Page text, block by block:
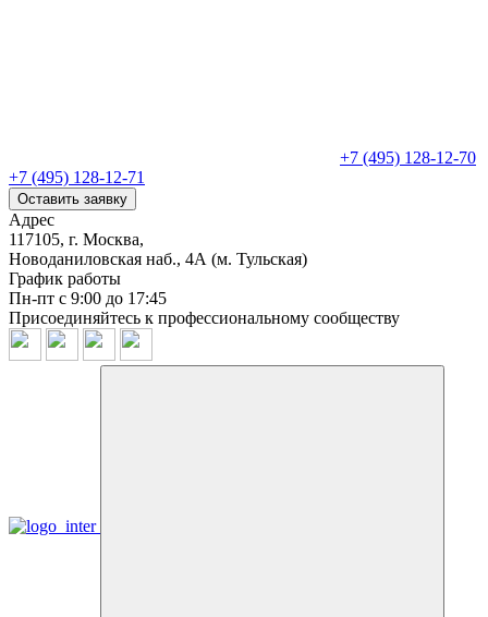
+7 (495) 128-12-70
+7 (495) 128-12-71
Оставить заявку
Адрес
117105, г. Москва,
Новоданиловская наб., 4А (м. Тульская)
График работы
Пн-пт с 9:00 до 17:45
Присоединяйтесь к профессиональному сообществу